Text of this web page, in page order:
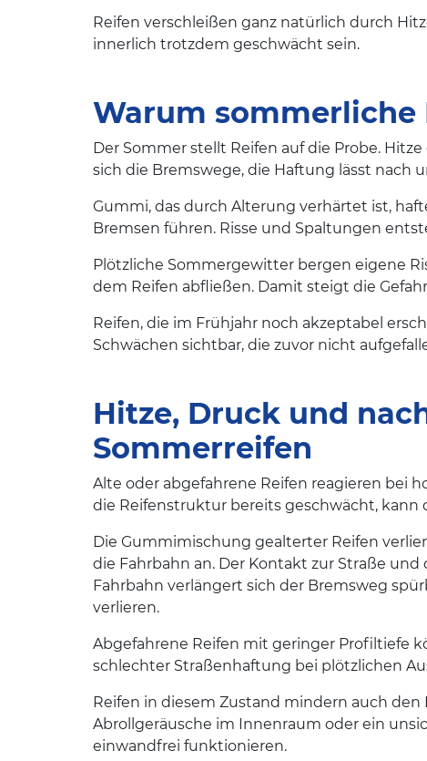
Reifen verschleißen ganz natürlich durch
innerlich trotzdem geschwächt sein.
Warum sommerliche
Der Sommer stellt Reifen auf die Probe.
sich die Bremswege, die Haftung lässt nach
Gummi, das durch Alterung verhärtet ist,
Bremsen führen. Risse und Spaltungen
Plötzliche Sommergewitter bergen eigene
dem Reifen abfließen. Damit steigt die
Reifen, die im Frühjahr noch akzeptabel
Schwächen sichtbar, die zuvor nicht
Hitze, Druck und
Sommerreifen
Alte oder abgefahrene Reifen reagieren bei
die Reifenstruktur bereits geschwächt, kann
Die Gummimischung gealterter Reifen
die Fahrbahn an. Der Kontakt zur Straße
Fahrbahn verlängert sich der Bremsweg
verlieren.
Abgefahrene Reifen mit geringer Profiltiefe
schlechter Straßenhaftung bei plötzlichen
Reifen in diesem Zustand mindern auch
Abrollgeräusche im Innenraum oder ein
einwandfrei funktionieren.